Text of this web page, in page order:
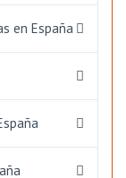
en España